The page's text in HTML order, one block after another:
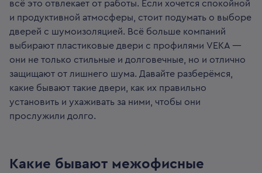
всё это отвлекает от работы. Если хочется спокойной
и продуктивной атмосферы, стоит подумать о выборе
дверей с шумоизоляцией. Всё больше компаний
выбирают пластиковые двери с профилями VEKA —
они не только стильные и долговечные, но и отлично
защищают от лишнего шума. Давайте разберёмся,
какие бывают такие двери, как их правильно
установить и ухаживать за ними, чтобы они
прослужили долго.
Какие бывают межофисные